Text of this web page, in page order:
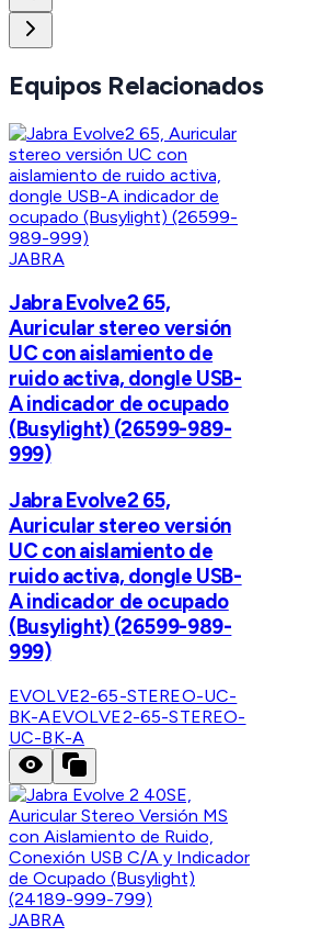
Equipos Relacionados
JABRA
Jabra Evolve2 65,
Auricular stereo versión
UC con aislamiento de
ruido activa, dongle USB-
A indicador de ocupado
(Busylight) (26599-989-
999)
Jabra Evolve2 65,
Auricular stereo versión
UC con aislamiento de
ruido activa, dongle USB-
A indicador de ocupado
(Busylight) (26599-989-
999)
EVOLVE2-65-STEREO-UC-
BK-AEVOLVE2-65-STEREO-
UC-BK-A
JABRA